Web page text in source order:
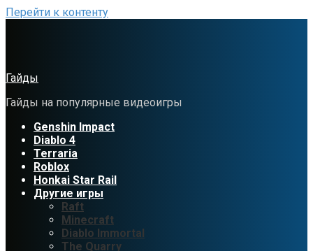
Перейти к контенту
Гайды
Гайды на популярные видеоигры
Genshin Impact
Diablo 4
Terraria
Roblox
Honkai Star Rail
Другие игры
Raft
Minecraft
Diablo Immortal
The Quarry